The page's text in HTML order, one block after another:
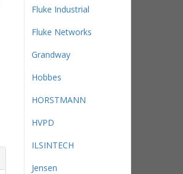
Fluke Industrial
Fluke Networks
Grandway
Hobbes
HORSTMANN
HVPD
ILSINTECH
Jensen